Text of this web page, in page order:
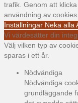
trafik. Genom att
användning av cookies.
Inställningar Neka alla
Vi värdesätter din
Välj vilken typ av
sparas i ett år.
Nödvändiga
Nödvändiga
grundläggande